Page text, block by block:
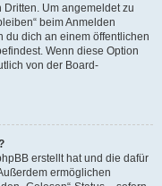
Um angemeldet zu
beim Anmelden
du dich an einem öffentlichen
Wenn diese Option
von der Board-
erstellt hat und die dafür
ermöglichen